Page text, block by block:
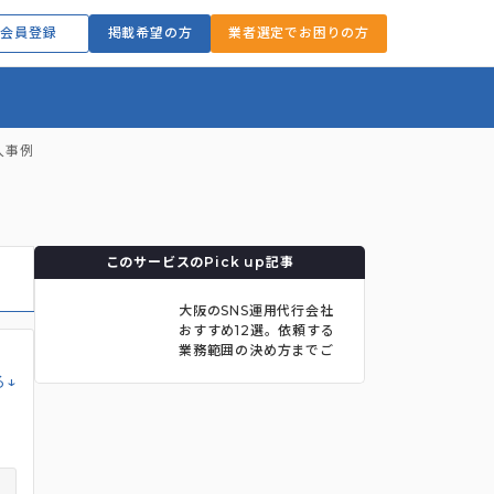
会員登録 掲載希望の方 業者選定でお困りの方
例
↓
このサービスのPick up記事
大阪のSNS運用代行会社
おすすめ12選。依頼する
業務範囲の決め方までご